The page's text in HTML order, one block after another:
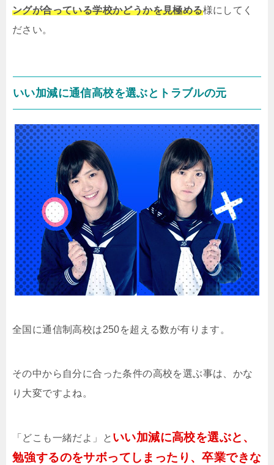
ングが合っている学校かどうかを見極める様にしてく
ださい。
いい加減に通信高校を選ぶとトラブルの元
全国に通信制高校は250を超える数が有ります。
その中から自分に合った条件の高校を選ぶ事は、かな
り大変ですよね。
「どこも一緒だよ」と いい加減に高校を選ぶと、
勉強するのをサボってしまったり、卒業できな